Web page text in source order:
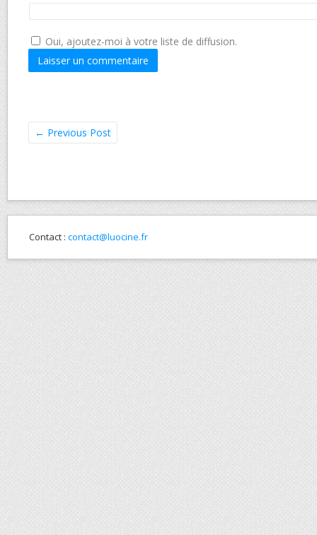
Oui, ajoutez-moi à votre liste de diffusion.
← Previous Post
Contact : contact@luocine.fr